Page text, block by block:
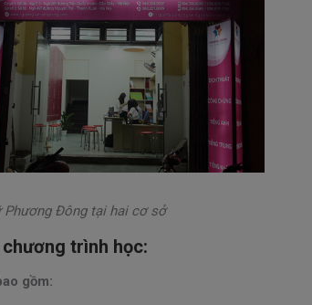
Phương Đông tại hai cơ sở
trình học:
gồm: